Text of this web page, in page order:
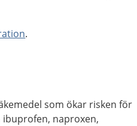
.
som ökar risken för
ibuprofen, naproxen,